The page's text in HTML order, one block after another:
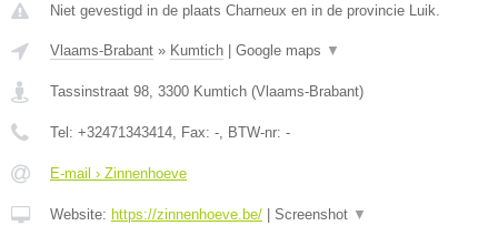
Niet gevestigd in de plaats Charneux en in de provincie Luik.
Vlaams-Brabant » Kumtich Google maps ▼
Tassinstraat 98, 3300 Kumtich (Vlaams-Brabant)
Tel: +32471343414, Fax: -, BTW-nr: -
E-mail › Zinnenhoeve
Website: https://zinnenhoeve.be/ Screenshot ▼